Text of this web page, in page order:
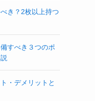
き？2枚以上持つ
すべき３つのポ
・デメリットと